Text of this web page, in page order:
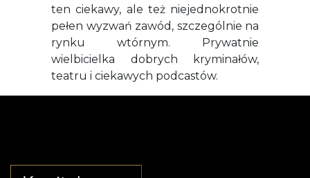
ten ciekawy, ale też niejednokrotnie
pełen wyzwań zawód, szczególnie na
rynku wtórnym. Prywatnie
wielbicielka dobrych kryminałów,
teatru i ciekawych podcastów.